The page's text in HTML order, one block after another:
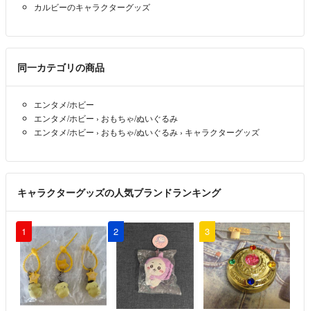
カルビーのキャラクターグッズ
同一カテゴリの商品
エンタメ/ホビー
エンタメ/ホビー › おもちゃ/ぬいぐるみ
エンタメ/ホビー › おもちゃ/ぬいぐるみ › キャラクターグッズ
キャラクターグッズの人気ブランドランキング
1 2 3